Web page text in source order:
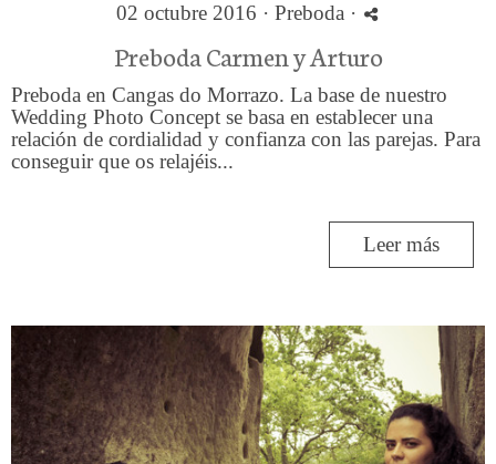
02 octubre 2016 · Preboda ·
Preboda Carmen y Arturo
Preboda en Cangas do Morrazo. La base de nuestro
Wedding Photo Concept se basa en establecer una
relación de cordialidad y confianza con las parejas. Para
conseguir que os relajéis...
Leer más